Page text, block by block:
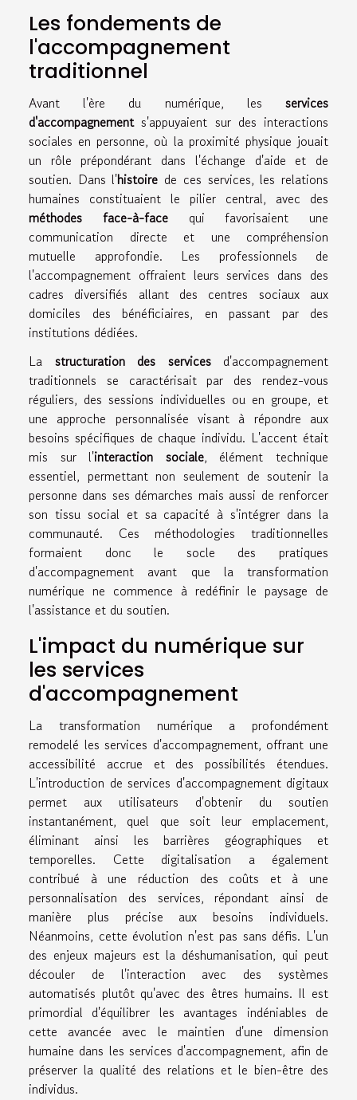
Les fondements de
l'accompagnement
traditionnel
Avant l'ère du numérique, les services
d'accompagnements'appuyaient sur des interactions
sociales en personne, où la proximité physique jouait
un rôle prépondérant dans l'échange d'aide et de
soutien. Dans l'histoire de ces services, les relations
humaines constituaient le pilier central, avec des
méthodes face-à-facequi favorisaient une
communication directe et une compréhension
mutuelle approfondie. Les professionnels de
l'accompagnement offraient leurs services dans des
cadres diversifiés allant des centres sociaux aux
domiciles des bénéficiaires, en passant par des
institutions dédiées.
La structuration des servicesd'accompagnement
traditionnels se caractérisait par des rendez-vous
réguliers, des sessions individuelles ou en groupe, et
une approche personnalisée visant à répondre aux
besoins spécifiques de chaque individu. L'accent était
mis sur l'interaction sociale, élément technique
essentiel, permettant non seulement de soutenir la
personne dans ses démarches mais aussi de renforcer
son tissu social et sa capacité à s'intégrer dans la
communauté. Ces méthodologies traditionnelles
formaient donc le socle des pratiques
d'accompagnement avant que la transformation
numérique ne commence à redéfinir le paysage de
l'assistance et du soutien.
L'impact du numérique sur
les services
d'accompagnement
La transformation numérique a profondément
remodelé les services d'accompagnement, offrant une
accessibilité accrue et des possibilités étendues.
L'introduction de services d'accompagnement digitaux
permet aux utilisateurs d'obtenir du soutien
instantanément, quel que soit leur emplacement,
éliminant ainsi les barrières géographiques et
temporelles. Cette digitalisation a également
contribué à une réduction des coûts et à une
personnalisation des services, répondant ainsi de
manière plus précise aux besoins individuels.
Néanmoins, cette évolution n'est pas sans défis. L'un
des enjeux majeurs est la déshumanisation, qui peut
découler de l'interaction avec des systèmes
automatisés plutôt qu'avec des êtres humains. Il est
primordial d'équilibrer les avantages indéniables de
cette avancée avec le maintien d'une dimension
humaine dans les services d'accompagnement, afin de
préserver la qualité des relations et le bien-être des
individus.